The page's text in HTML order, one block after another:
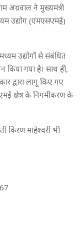
अग्रवाल ने मुख्यमंत्री
उद्योग (एमएसएमई)
उद्योगों से संबंधित
किया गया है। साथ ही,
द्वारा लागू किए गए
क्षेत्र के निगमीकरण के
किरण माहेश्वरी भी